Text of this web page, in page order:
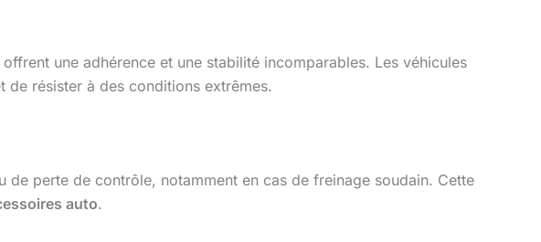
une adhérence et une stabilité incomparables. Les véhicules
de résister à des conditions extrêmes.
perte de contrôle, notamment en cas de freinage soudain. Cette
auto.